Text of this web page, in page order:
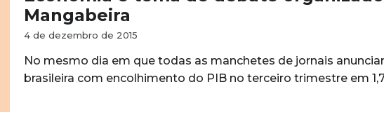
Mangabeira
4 de dezembro de 2015
No mesmo dia em que todas as manchetes de jornais
brasileira com encolhimento do PIB no terceiro trimestre em